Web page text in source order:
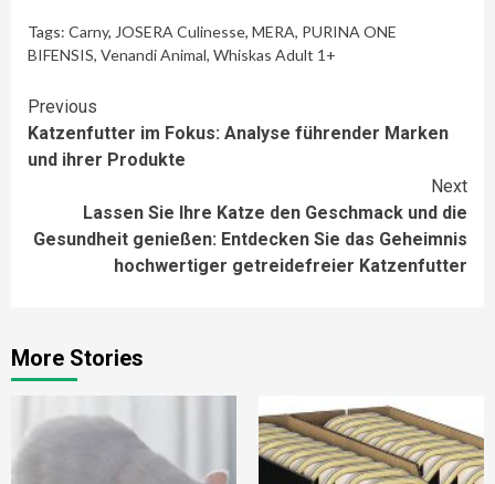
Tags: Carny, JOSERA Culinesse, MERA, PURINA ONE
BIFENSIS, Venandi Animal, Whiskas Adult 1+
Continue
Reading
Previous
Katzenfutter im Fokus: Analyse führender Marken
und ihrer Produkte
Next
Lassen Sie Ihre Katze den Geschmack und die
Gesundheit genießen: Entdecken Sie das Geheimnis
hochwertiger getreidefreier Katzenfutter
More Stories